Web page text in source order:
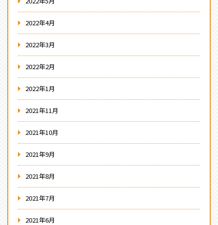
2022年4月
2022年3月
2022年2月
2022年1月
2021年11月
2021年10月
2021年9月
2021年8月
2021年7月
2021年6月